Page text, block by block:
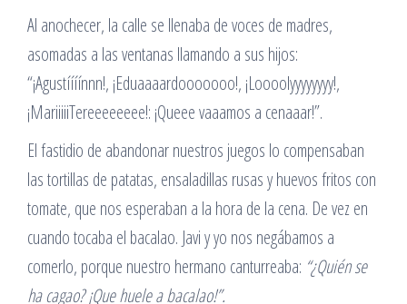
Al anochecer, la calle se llenaba de voces de madres,
asomadas a las ventanas llamando a sus hijos:
“¡Agustíííínnn!, ¡Eduaaaardooooooo!, ¡Loooolyyyyyyyy!,
¡MariiiiiTereeeeeeee!: ¡Queee vaaamos a cenaaar!”.
El fastidio de abandonar nuestros juegos lo compensaban
las tortillas de patatas, ensaladillas rusas y huevos fritos con
tomate, que nos esperaban a la hora de la cena. De vez en
cuando tocaba el bacalao. Javi y yo nos negábamos a
comerlo, porque nuestro hermano canturreaba: “¿Quién se
ha cagao? ¡Que huele a bacalao!”.